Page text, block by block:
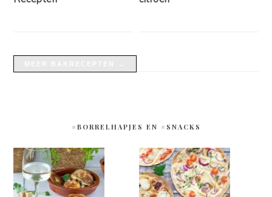
#BORRELHAPJES EN #SNACKS